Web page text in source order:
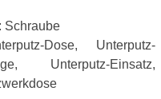
: Schraube
Dose, Unterputz-
Unterputz-Einsatz,